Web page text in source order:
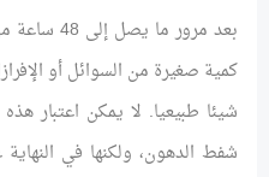
بعد مرور
كمية صغيرة من السوائل أو
شيئا طبيعيا. لا يمكن اعتبار هذه
شفط الدهون، ولكنها في